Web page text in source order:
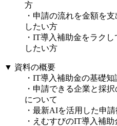
方
・申請の流れを金額を
したい方
・IT導入補助金をラク
したい方
▼ 資料の概要
・IT導入補助金の基礎知
・申請できる企業と採
について
・最新AIを活用した申
・えむすびのIT導入補